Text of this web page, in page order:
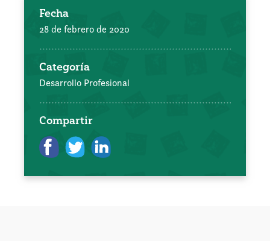
Fecha
28 de febrero de 2020
Categoría
Desarrollo Profesional
Compartir